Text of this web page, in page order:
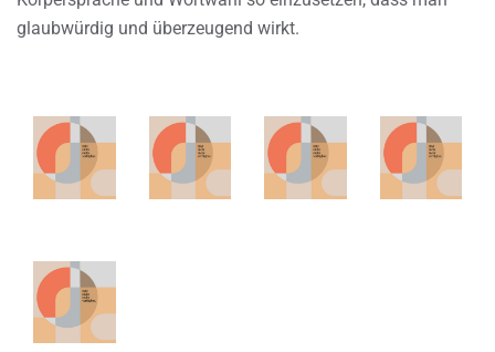
glaubwürdig und überzeugend wirkt.